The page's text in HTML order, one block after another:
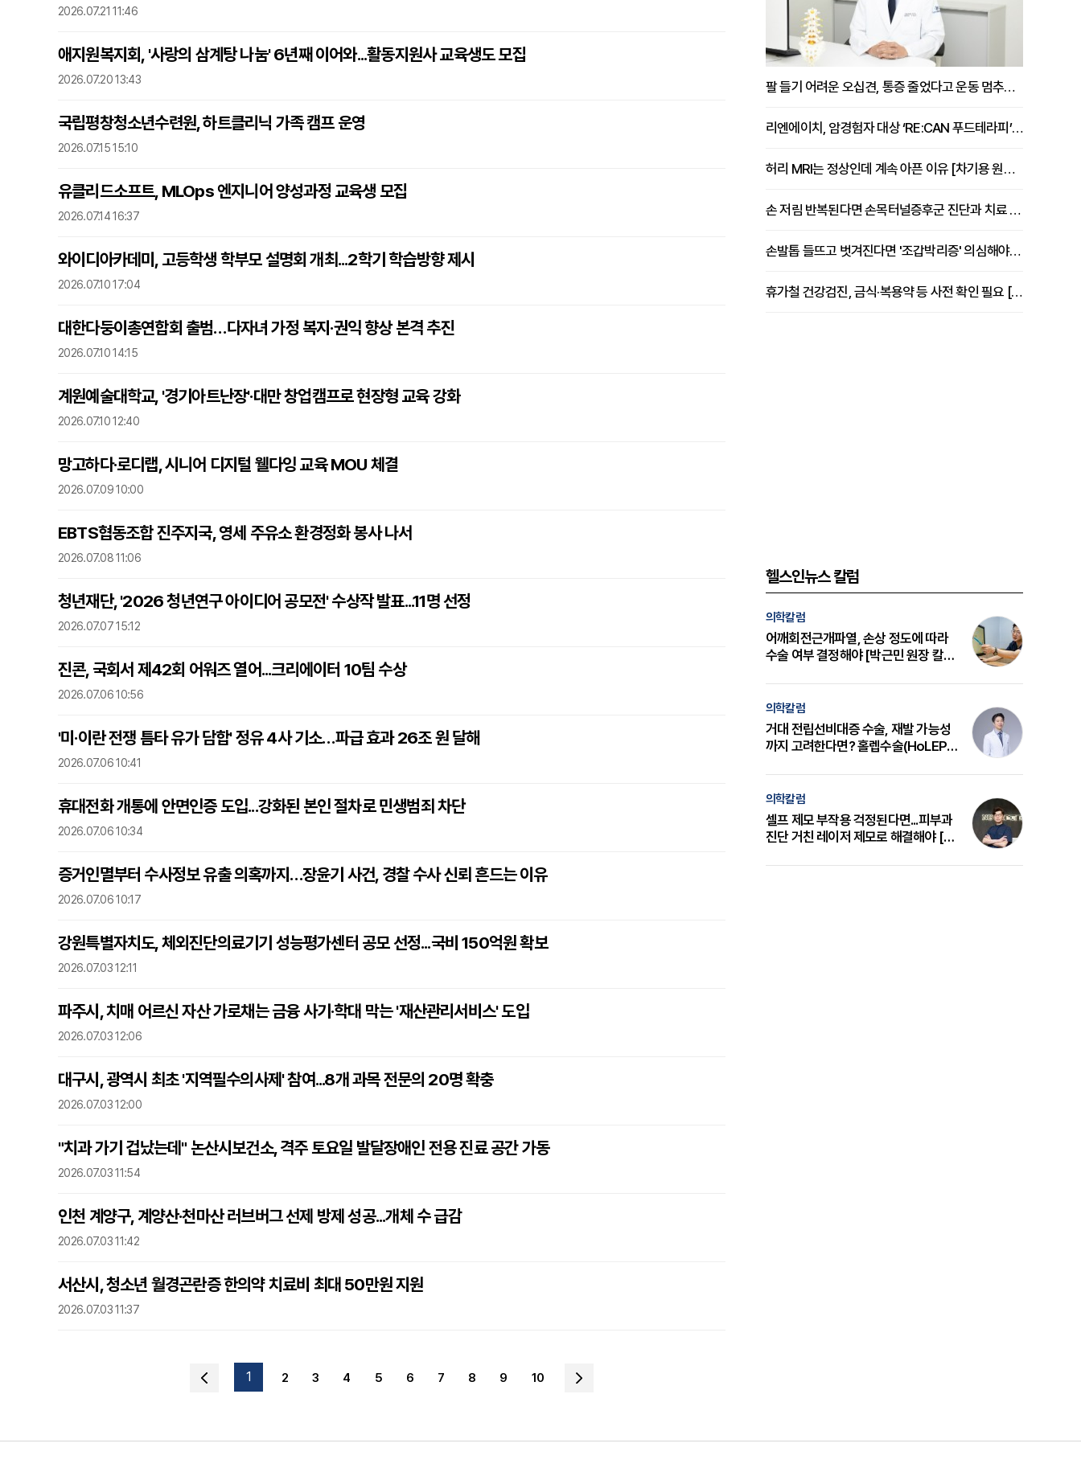
2026.07.21 11:46
애지원복지회, '사랑의 삼계탕 나눔' 6년째 이어와...활동지원사 교육생도 모집
2026.07.20 13:43
국립평창청소년수련원, 하트클리닉 가족 캠프 운영
2026.07.15 15:10
유클리드소프트, MLOps 엔지니어 양성과정 교육생 모집
2026.07.14 16:37
와이디아카데미, 고등학생 학부모 설명회 개최...2학기 학습방향 제시
2026.07.10 17:04
대한다둥이총연합회 출범…다자녀 가정 복지·권익 향상 본격 추진
2026.07.10 14:15
계원예술대학교, '경기아트난장'·대만 창업캠프로 현장형 교육 강화
2026.07.10 12:40
망고하다·로디랩, 시니어 디지털 웰다잉 교육 MOU 체결
2026.07.09 10:00
EBTS협동조합 진주지국, 영세 주유소 환경정화 봉사 나서
2026.07.08 11:06
청년재단, '2026 청년연구 아이디어 공모전' 수상작 발표...11명 선정
2026.07.07 15:12
진콘, 국회서 제42회 어워즈 열어...크리에이터 10팀 수상
2026.07.06 10:56
'미·이란 전쟁 틈타 유가 담합' 정유 4사 기소…파급 효과 26조 원 달해
2026.07.06 10:41
휴대전화 개통에 안면인증 도입...강화된 본인 절차로 민생범죄 차단
2026.07.06 10:34
증거인멸부터 수사정보 유출 의혹까지…장윤기 사건, 경찰 수사 신뢰 흔드는 이유
2026.07.06 10:17
강원특별자치도, 체외진단의료기기 성능평가센터 공모 선정...국비 150억원 확보
2026.07.03 12:11
파주시, 치매 어르신 자산 가로채는 금융 사기·학대 막는 '재산관리서비스' 도입
2026.07.03 12:06
대구시, 광역시 최초 '지역필수의사제' 참여...8개 과목 전문의 20명 확충
2026.07.03 12:00
"치과 가기 겁났는데" 논산시보건소, 격주 토요일 발달장애인 전용 진료 공간 가동
2026.07.03 11:54
인천 계양구, 계양산·천마산 러브버그 선제 방제 성공...개체 수 급감
2026.07.03 11:42
서산시, 청소년 월경곤란증 한의약 치료비 최대 50만원 지원
2026.07.03 11:37
1 2 3 4 5 6 7 8 9 10
팔 들기 어려운 오십견, 통증 줄었다고 운동 멈추면 안 되는 이유 [이병욱 원장 칼럼]
리엔에이치, 암경험자 대상 ‘RE:CAN 푸드테라피’ 운영
허리 MRI는 정상인데 계속 아픈 이유 [차기용 원장 칼럼]
손 저림 반복된다면 손목터널증후군 진단과 치료 시기 살펴야 [김동현 원장 칼럼]
손발톱 들뜨고 벗겨진다면 '조갑박리증' 의심해야 [김철윤 원장 칼럼]
휴가철 건강검진, 금식·복용약 등 사전 확인 필요 [정도감 원장 칼럼]
헬스인뉴스 칼럼
의학칼럼
어깨회전근개파열, 손상 정도에 따라
수술 여부 결정해야 [박근민 원장 칼
의학칼럼
거대 전립선비대증 수술, 재발 가능성
까지 고려한다면? 홀렙수술(HoLEP)
의학칼럼
셀프 제모 부작용 걱정된다면...피부과
진단 거친 레이저 제모로 해결해야 [변